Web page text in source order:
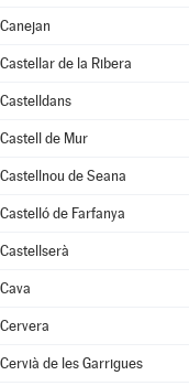
Canejan
Castellar de la Ribera
Castelldans
Castell de Mur
Castellnou de Seana
Castelló de Farfanya
Castellserà
Cava
Cervera
Cervià de les Garrigues